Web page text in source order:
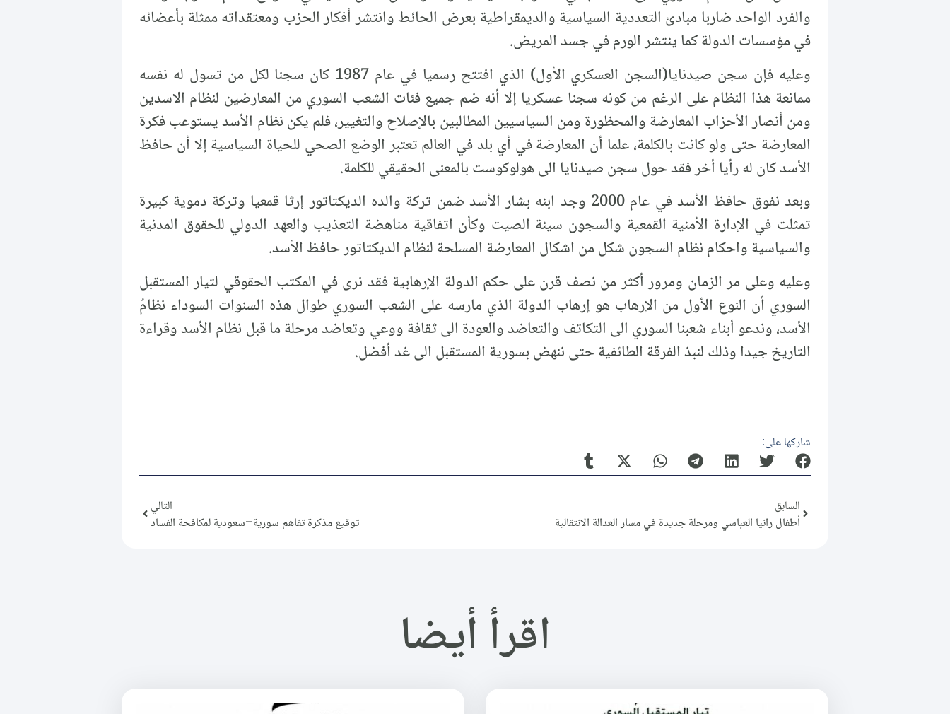
والفرد الواحد ضاربا مبادئ التعددية السياسية والديمقراطية بعرض الحائط وانتشر أفكار الحزب ومعتقداته ممثلة بأعضائه
في مؤسسات الدولة كما ينتشر الورم في جسد المريض.
وعليه فإن سجن صيدنايا(السجن العسكري الأول) الذي افتتح رسميا في عام 1987 كان سجنا لكل من تسول له نفسه
ممانعة هذا النظام على الرغم من كونه سجنا عسكريا إلا أنه ضم جميع فئات الشعب السوري من المعارضين لنظام الاسدين
ومن أنصار الأحزاب المعارضة والمحظورة ومن السياسيين المطالبين بالإصلاح والتغيير، فلم يكن نظام الأسد يستوعب فكرة
المعارضة حتى ولو كانت بالكلمة، علما أن المعارضة في أي بلد في العالم تعتبر الوضع الصحي للحياة السياسية إلا أن حافظ
الأسد كان له رأيا أخر فقد حول سجن صيدنايا الى هولوكوست بالمعنى الحقيقي للكلمة.
وبعد نفوق حافظ الأسد في عام 2000 وجد ابنه بشار الأسد ضمن تركة والده الديكتاتور إرثا قمعيا وتركة دموية كبيرة
تمثلت في الإدارة الأمنية القمعية والسجون سيئة الصيت وكأن اتفاقية مناهضة التعذيب والعهد الدولي للحقوق المدنية
والسياسية واحكام نظام السجون شكل من اشكال المعارضة المسلحة لنظام الديكتاتور حافظ الأسد.
وعليه وعلى مر الزمان ومرور أكثر من نصف قرن على حكم الدولة الإرهابية فقد نرى في المكتب الحقوقي لتيار المستقبل
السوري أن النوع الأول من الإرهاب هو إرهاب الدولة الذي مارسه على الشعب السوري طوال هذه السنوات السوداء نظامُ
الأسد، وندعو أبناء شعبنا السوري الى التكاتف والتعاضد والعودة الى ثقافة ووعي وتعاضد مرحلة ما قبل نظام الأسد وقراءة
التاريخ جيدا وذلك لنبذ الفرقة الطائفية حتى ننهض بسورية المستقبل الى غد أفضل.
شاركها على:
السابق
أطفال رانيا العباسي ومرحلة جديدة في مسار العدالة الانتقالية
التالي
توقيع مذكرة تفاهم سورية–سعودية لمكافحة الفساد
اقرأ أيضا